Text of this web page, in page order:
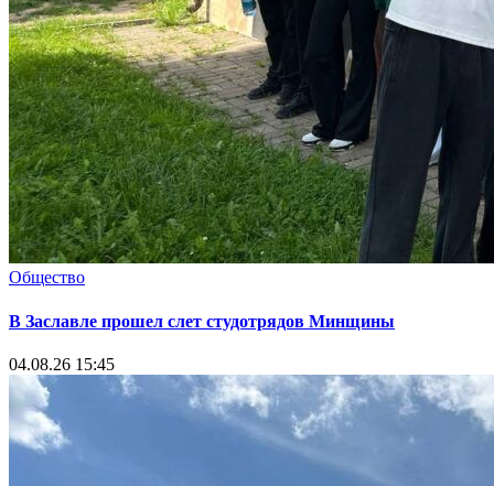
Общество
В Заславле прошел слет студотрядов Минщины
04.08.26 15:45